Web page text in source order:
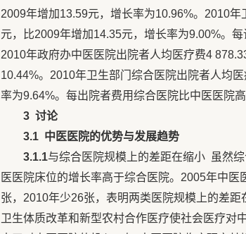
2009年增加13.59元，增长率为10.96%。2010
元，比2009年增加14.35元，增长率为9.00%。
2010年政府办中医医院出院者人均医疗费4
10.44%。2010年卫生部门综合医院出院者人均
率为9.64%。每出院者费用综合医院比中医医院高
3 讨论
3.1 中医医院的优势与发展趋势
3.1.1与综合医院规模上的差距在缩小 虽然
医医院床位的增长率高于综合医院。2005年中
张，2010年少26张，表明两类医院规模上的差
卫生体质改革和新型农村合作医疗使社会医疗对